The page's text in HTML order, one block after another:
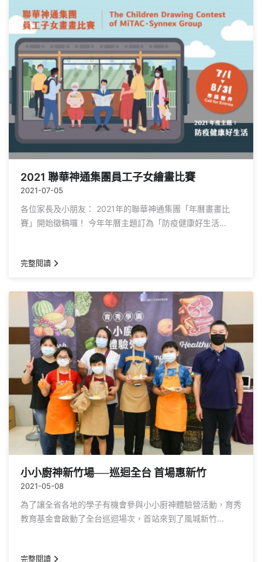
2021 聯華神通集團員工子女繪畫比賽
2021-07-05
各位家長及小朋友： 2021年的聯華神通集團「年曆畫畫比
賽」開始徵稿囉！ 今年年曆主題訂為「防疫健康好生活...
完整閱讀
小小廚神新竹場──巡迴全台 首場惠新竹
2021-05-08
為了讓全省各地的學子有機會參與小小廚神體驗營活動，育秀
教育基金會啟動了全台巡迴場次，首站來到了風城新竹...
完整閱讀